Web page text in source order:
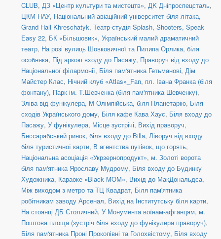
CLUB, ДЗ «Центр культури та мистецтв», ДK Дніпроспецсталь,
ЦКМ НАУ, Національний авіаційний університет біля літака,
Grand Hall Khreschatyk, Театр-студія Splash, Shooters, Speak
Easy 22, БК «Більшовик», Український малий драматичний
театр, На розі вулиць Шовковичної та Пилипа Орлика, біля
особняка, Під аркою входу до Пасажу, Праворуч від входу до
Національної філармонії, Біля пам'ятника Гетьманові, Дім
Майстер Клас, Нічний клуб «Atlas»_Fan, пл. Івана Франка (біля
фонтану), Парк ім. Т.Шевченка (біля пам'ятника Шевченку),
Зліва від фунікулера, М Олімпійська, біля Планетарію, Біля
сходів Українського дому, Біля кафе Кава Хаус, Біля входу до
Пасажу, У фунікулера, Місце зустрічі, Вихід праворуч,
Бессарабський ринок, біля входу до Billa, Ліворуч від входу
біля туристичної карти, В агентства путівок, що горять,
Національна асоціація «Укрзернопродукт», м. Золоті ворота
біля пам'ятника Ярославу Мудрому, Біля входу до Будинку
Художника, Караоке «Black MOM», Вихід до МакДональдса,
Між виходом з метро та ТЦ Квадрат, Біля пам'ятника
робітникам заводу Арсенал, Вихід на Інститутську біля карти,
На стоянці ДБ Столичний, У Монумента воїнам-афганцям, м.
Поштова площа (зустріч біля входу до фунікулера праворуч),
Біля пам'ятника Проні Прокопівні та Голохвістому, Біля входу